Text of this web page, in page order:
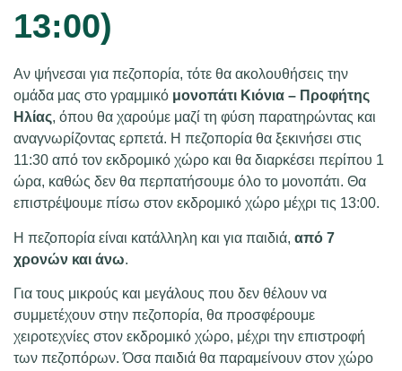
13:00)
Αν ψήνεσαι για πεζοπορία, τότε θα ακολουθήσεις την
ομάδα μας στο γραμμικό μονοπάτι Κιόνια – Προφήτης
Ηλίας, όπου θα χαρούμε μαζί τη φύση παρατηρώντας και
αναγνωρίζοντας ερπετά. Η πεζοπορία θα ξεκινήσει στις
11:30 από τον εκδρομικό χώρο και θα διαρκέσει περίπου 1
ώρα, καθώς δεν θα περπατήσουμε όλο το μονοπάτι. Θα
επιστρέψουμε πίσω στον εκδρομικό χώρο μέχρι τις 13:00.
Η πεζοπορία είναι κατάλληλη και για παιδιά, από 7
χρονών και άνω.
Για τους μικρούς και μεγάλους που δεν θέλουν να
συμμετέχουν στην πεζοπορία, θα προσφέρουμε
χειροτεχνίες στον εκδρομικό χώρο, μέχρι την επιστροφή
των πεζοπόρων. Όσα παιδιά θα παραμείνουν στον χώρο